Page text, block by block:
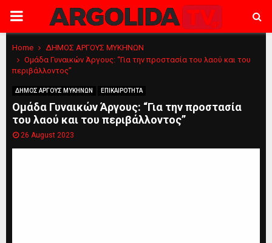
PRIMARY
MENU
Home
ΔΗΜΟΣ ΑΡΓΟΥΣ ΜΥΚΗΝΩΝ
Ομάδα Γυναικών Άργους: “Για την προστασία του λαού και του
περιβάλλοντος”
ΔΗΜΟΣ ΑΡΓΟΥΣ ΜΥΚΗΝΩΝ ΕΠΙΚΑΙΡΟΤΗΤΑ
Ομάδα Γυναικών Άργους: “Για την προστασία
του λαού και του περιβάλλοντος”
26 August 2023